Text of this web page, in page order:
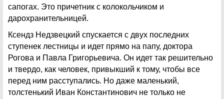
сапогах. Это причетник с колокольчиком и
дарохранительницей.
Ксендз Недзвецкий спускается с двух последних
ступенек лестницы и идет прямо на папу, доктора
Рогова и Павла Григорьевича. Он идет так решительно
и твердо, как человек, привыкший к тому, чтобы все
перед ним расступались. Но даже маленький,
толстенький Иван Константинович не только не